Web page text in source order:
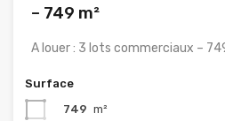
– 749 m²
A louer : 3 lots commerciaux –
Surface
749 m²